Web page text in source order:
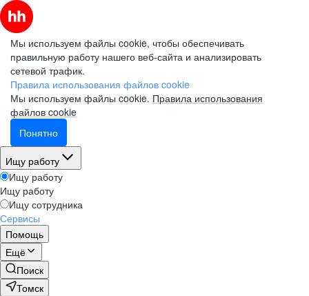
Мы используем файлы cookie, чтобы обеспечивать
правильную работу нашего веб-сайта и анализировать
сетевой трафик.
Правила использования файлов cookie
Мы используем файлы cookie. Правила использования
файлов cookie
Понятно
Ищу работу
Ищу работу
Ищу работу
Ищу сотрудника
Сервисы
Помощь
Ещё
Поиск
Томск